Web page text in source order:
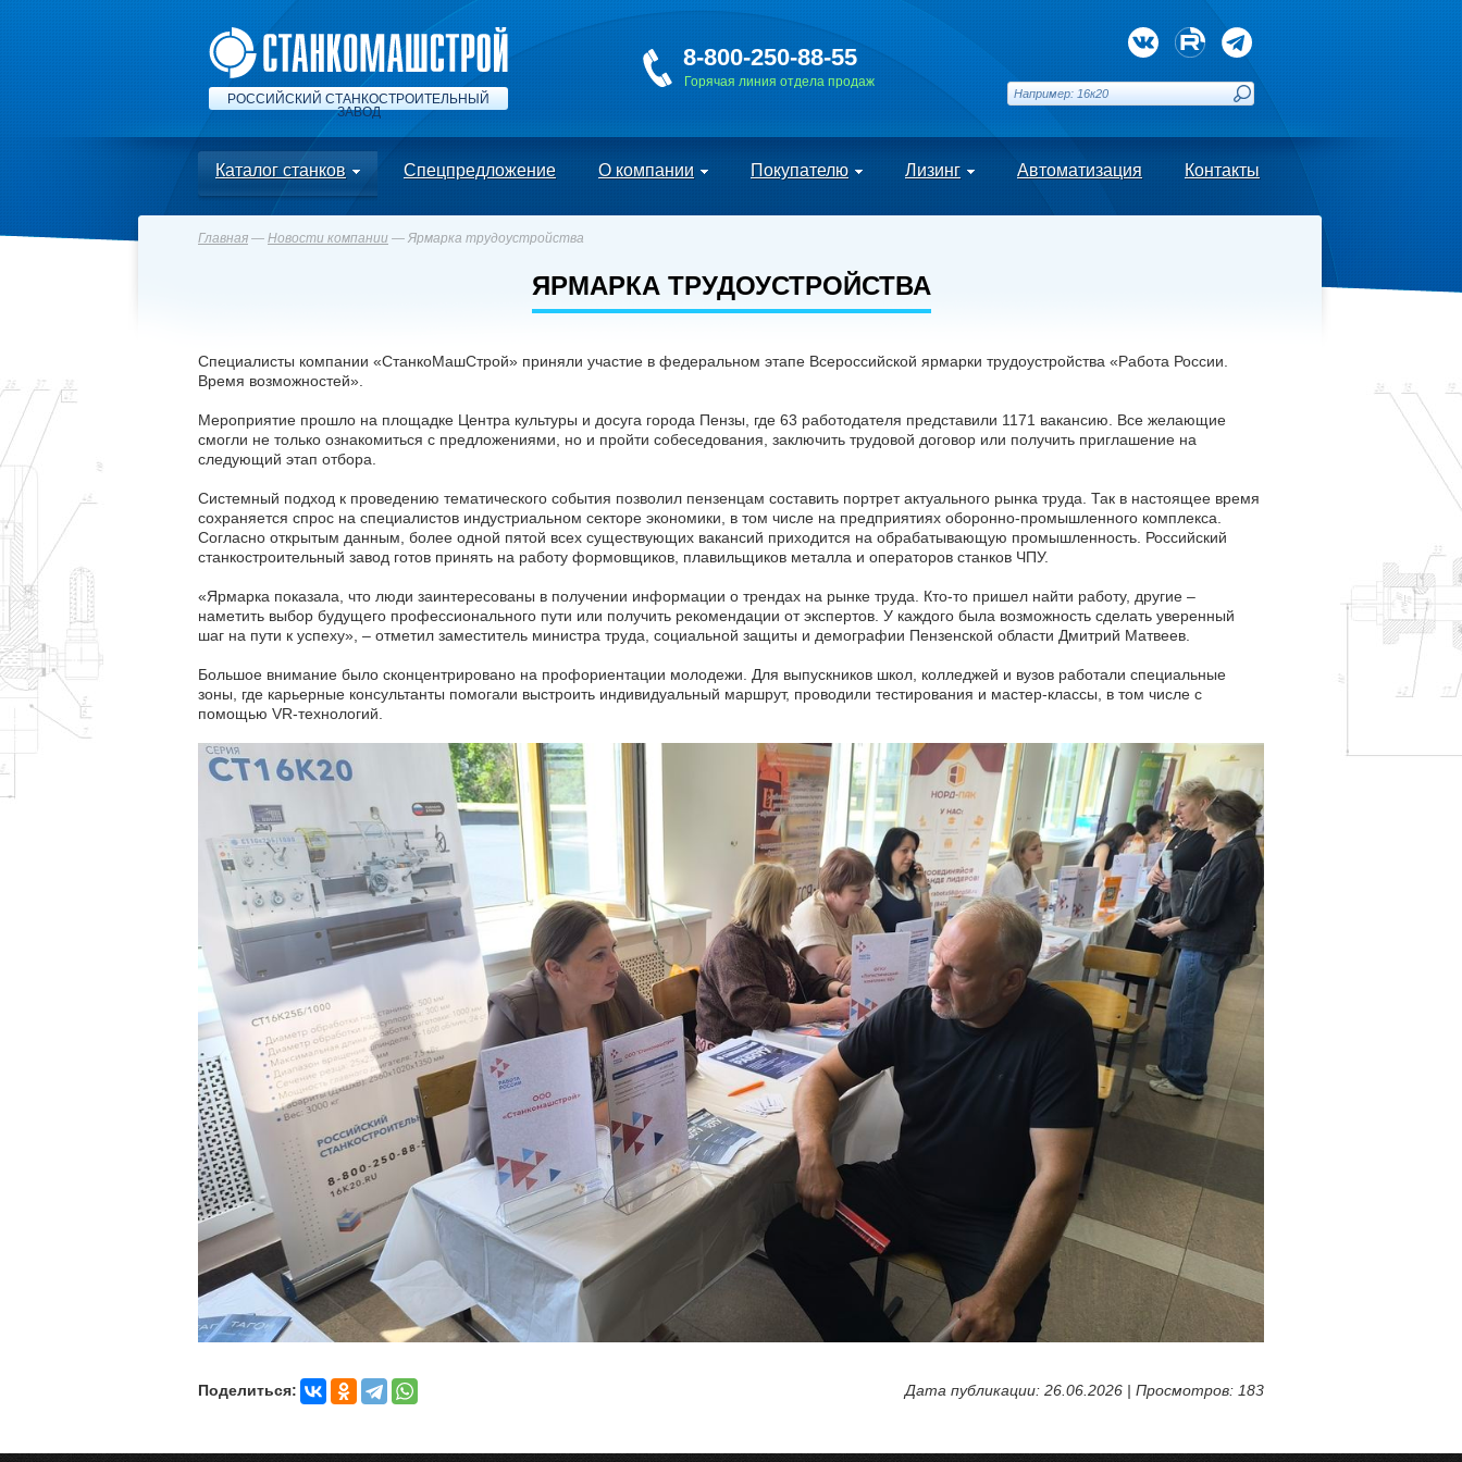
РОССИЙСКИЙ СТАНКОСТРОИТЕЛЬНЫЙ
ЗАВОД
8-800-250-88-55
Горячая линия отдела продаж
Каталог станков Спецпредложение О компании Покупателю Лизинг Автоматизация Контакты
Главная — Новости компании — Ярмарка трудоустройства
ЯРМАРКА ТРУДОУСТРОЙСТВА
Специалисты компании «СтанкоМашСтрой» приняли участие в федеральном этапе Всероссийской ярмарки трудоустройства «Работа России.
Время возможностей».
Мероприятие прошло на площадке Центра культуры и досуга города Пензы, где 63 работодателя представили 1171 вакансию. Все желающие
смогли не только ознакомиться с предложениями, но и пройти собеседования, заключить трудовой договор или получить приглашение на
следующий этап отбора.
Системный подход к проведению тематического события позволил пензенцам составить портрет актуального рынка труда. Так в настоящее время
сохраняется спрос на специалистов индустриальном секторе экономики, в том числе на предприятиях оборонно-промышленного комплекса.
Согласно открытым данным, более одной пятой всех существующих вакансий приходится на обрабатывающую промышленность. Российский
станкостроительный завод готов принять на работу формовщиков, плавильщиков металла и операторов станков ЧПУ.
«Ярмарка показала, что люди заинтересованы в получении информации о трендах на рынке труда. Кто-то пришел найти работу, другие –
наметить выбор будущего профессионального пути или получить рекомендации от экспертов. У каждого была возможность сделать уверенный
шаг на пути к успеху», – отметил заместитель министра труда, социальной защиты и демографии Пензенской области Дмитрий Матвеев.
Большое внимание было сконцентрировано на профориентации молодежи. Для выпускников школ, колледжей и вузов работали специальные
зоны, где карьерные консультанты помогали выстроить индивидуальный маршрут, проводили тестирования и мастер-классы, в том числе с
помощью VR-технологий.
Поделиться: Дата публикации: 26.06.2026 | Просмотров: 183